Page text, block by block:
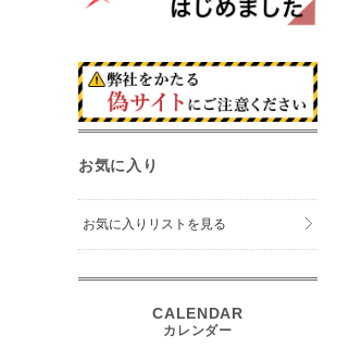
お気に入り
お気に入りリストを見る